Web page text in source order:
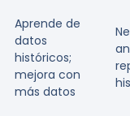
Aprende de
datos
históricos;
mejora con
más datos